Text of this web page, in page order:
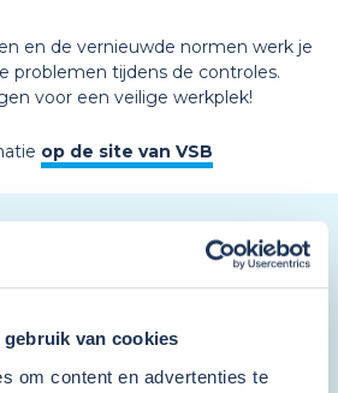
gebruik van cookies
om content en advertenties te
en de vernieuwde normen werk je
problemen tijdens de controles.
voor een veilige werkplek!
op de site van VSB
de nieuwsbrief